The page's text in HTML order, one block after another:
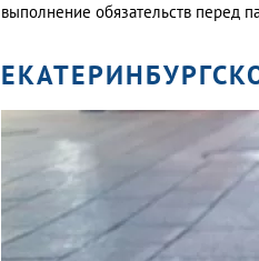
выполнение обязательств перед